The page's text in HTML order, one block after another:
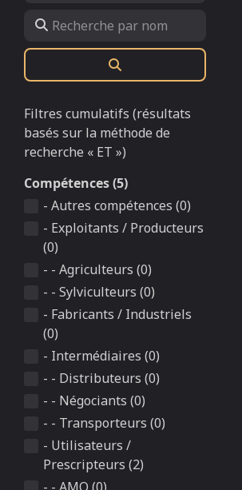
Recherche par nom
Filtres cumulatifs (résultats
basés sur la méthode de
recherche « ET »)
Compétences (5)
- Autres compétences (0)
- Exploitants / Producteurs
(0)
- - Agriculteurs (0)
- - Sylviculteurs (0)
- Fabricants / Industriels
(0)
- Intermédiaires (0)
- - Distributeurs (0)
- - Négociants (0)
- - Transporteurs (0)
- Utilisateurs /
Prescripteurs (2)